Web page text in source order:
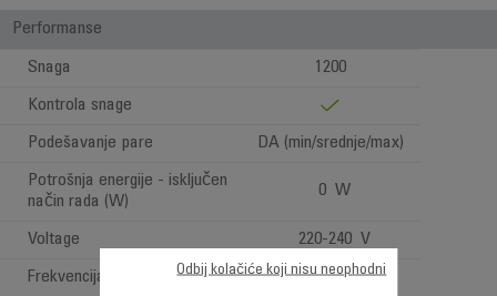
Performanse
Snaga 1200
Kontrola snage
Podešavanje pare DA (min/srednje/max)
Potrošnja energije - isključen
način rada (W)
0 W
Voltage 220-240 V
Frekvencija 50-60 Hz
Odbij kolačiće koji nisu neophodni